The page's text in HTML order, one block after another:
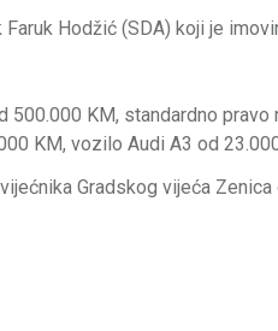
Hodžić (SDA) koji je
500.000 KM, standardno
KM, vozilo Audi A3 od
Gradskog vijeća